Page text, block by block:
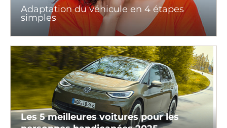
Adaptation du véhicule en 4 étapes
simples
Les 5 meilleures voitures pour les